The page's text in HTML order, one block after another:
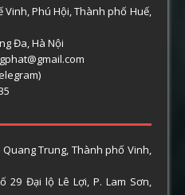
Vinh, Phú Hội, Thành phố Huế,
Đa, Hà Nội
Quang Trung, Thành phố Vinh,
29 Đại lộ Lê Lợi, P. Lam Sơn,